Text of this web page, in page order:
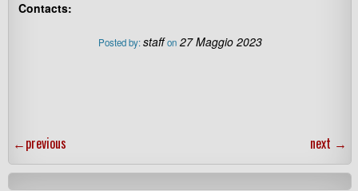
Contacts:
Posted by:staff on 27 Maggio 2023
←previous next →